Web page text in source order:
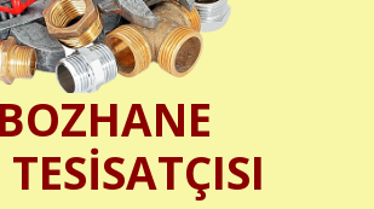
BOZHANE